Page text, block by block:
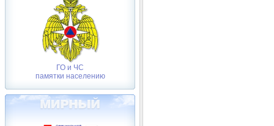
ГО и ЧС
памятки населению